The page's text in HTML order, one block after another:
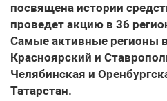
посвящена истории
проведет акцию в 36
Самые активные регионы
Красноярский и
Челябинская и
Татарстан.